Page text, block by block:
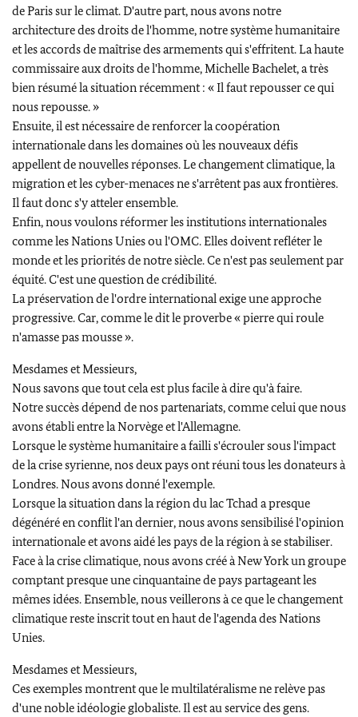
de Paris sur le climat. D'autre part, nous avons notre
architecture des droits de l'homme, notre système humanitaire
et les accords de maîtrise des armements qui s'effritent. La haute
commissaire aux droits de l'homme, Michelle Bachelet, a très
bien résumé la situation récemment : « Il faut repousser ce qui
nous repousse. »
Ensuite, il est nécessaire de renforcer la coopération
internationale dans les domaines où les nouveaux défis
appellent de nouvelles réponses. Le changement climatique, la
migration et les cyber-menaces ne s'arrêtent pas aux frontières.
Il faut donc s'y atteler ensemble.
Enfin, nous voulons réformer les institutions internationales
comme les Nations Unies ou l'OMC. Elles doivent refléter le
monde et les priorités de notre siècle. Ce n'est pas seulement par
équité. C'est une question de crédibilité.
La préservation de l'ordre international exige une approche
progressive. Car, comme le dit le proverbe « pierre qui roule
n'amasse pas mousse ».
Mesdames et Messieurs,
Nous savons que tout cela est plus facile à dire qu'à faire.
Notre succès dépend de nos partenariats, comme celui que nous
avons établi entre la Norvège et l'Allemagne.
Lorsque le système humanitaire a failli s'écrouler sous l'impact
de la crise syrienne, nos deux pays ont réuni tous les donateurs à
Londres. Nous avons donné l'exemple.
Lorsque la situation dans la région du lac Tchad a presque
dégénéré en conflit l'an dernier, nous avons sensibilisé l'opinion
internationale et avons aidé les pays de la région à se stabiliser.
Face à la crise climatique, nous avons créé à New York un groupe
comptant presque une cinquantaine de pays partageant les
mêmes idées. Ensemble, nous veillerons à ce que le changement
climatique reste inscrit tout en haut de l'agenda des Nations
Unies.
Mesdames et Messieurs,
Ces exemples montrent que le multilatéralisme ne relève pas
d'une noble idéologie globaliste. Il est au service des gens.